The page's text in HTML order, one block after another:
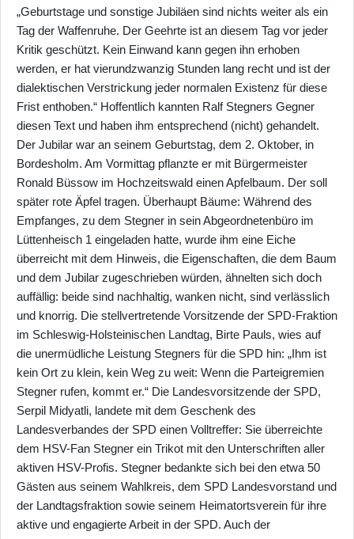
„Geburtstage und sonstige Jubiläen sind nichts weiter als ein
Tag der Waffenruhe. Der Geehrte ist an diesem Tag vor jeder
Kritik geschützt. Kein Einwand kann gegen ihn erhoben
werden, er hat vierundzwanzig Stunden lang recht und ist der
dialektischen Verstrickung jeder normalen Existenz für diese
Frist enthoben.“ Hoffentlich kannten Ralf Stegners Gegner
diesen Text und haben ihm entsprechend (nicht) gehandelt.
Der Jubilar war an seinem Geburtstag, dem 2. Oktober, in
Bordesholm. Am Vormittag pflanzte er mit Bürgermeister
Ronald Büssow im Hochzeitswald einen Apfelbaum. Der soll
später rote Äpfel tragen. Überhaupt Bäume: Während des
Empfanges, zu dem Stegner in sein Abgeordnetenbüro im
Lüttenheisch 1 eingeladen hatte, wurde ihm eine Eiche
überreicht mit dem Hinweis, die Eigenschaften, die dem Baum
und dem Jubilar zugeschrieben würden, ähnelten sich doch
auffällig: beide sind nachhaltig, wanken nicht, sind verlässlich
und knorrig. Die stellvertretende Vorsitzende der SPD-Fraktion
im Schleswig-Holsteinischen Landtag, Birte Pauls, wies auf
die unermüdliche Leistung Stegners für die SPD hin: „Ihm ist
kein Ort zu klein, kein Weg zu weit: Wenn die Parteigremien
Stegner rufen, kommt er.“ Die Landesvorsitzende der SPD,
Serpil Midyatli, landete mit dem Geschenk des
Landesverbandes der SPD einen Volltreffer: Sie überreichte
dem HSV-Fan Stegner ein Trikot mit den Unterschriften aller
aktiven HSV-Profis. Stegner bedankte sich bei den etwa 50
Gästen aus seinem Wahlkreis, dem SPD Landesvorstand und
der Landtagsfraktion sowie seinem Heimatortsverein für ihre
aktive und engagierte Arbeit in der SPD. Auch der